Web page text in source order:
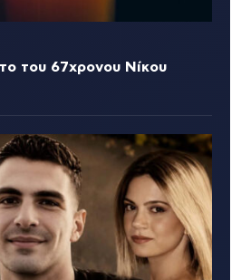
του 67χρονου Νίκου